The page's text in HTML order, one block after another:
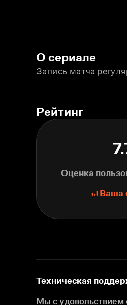
О сериале
Запись матча
Рейтинг
Оценка
Ваша
Техническая
Мы с удовольствием